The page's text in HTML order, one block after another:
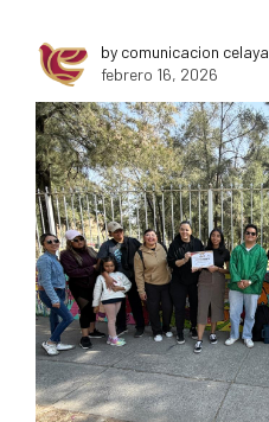
by comunicacion celaya
febrero 16, 2026